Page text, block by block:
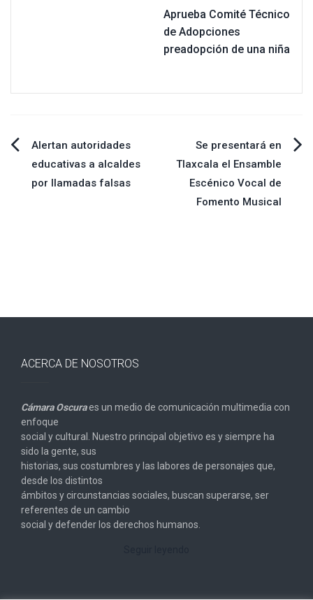
Aprueba Comité Técnico
de Adopciones
preadopción de una niña
Navegación
de
Alertan autoridades
educativas a alcaldes
por llamadas falsas
Se presentará en
Tlaxcala el Ensamble
Escénico Vocal de
Fomento Musical
ACERCA DE NOSOTROS
Cámara Oscuraes un medio de comunicación multimedia con
enfoque
social y cultural. Nuestro principal objetivo es y siempre ha
sido la gente, sus
historias, sus costumbres y las labores de personajes que,
desde los distintos
ámbitos y circunstancias sociales, buscan superarse, ser
referentes de un cambio
social y defender los derechos humanos.